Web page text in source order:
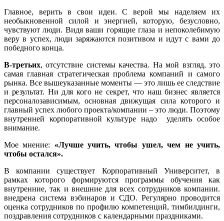
Главное, верить в свои идеи. С верой мы наделяем их
необыкновенной силой и энергией, которую, безусловно,
чувствуют люди. Видя ваши горящие глаза и непоколебимую
веру в успех, люди заряжаются позитивом и идут с вами до
победного конца.
В-третьих, отсутствие системы качества. На мой взгляд, это
самая главная стратегическая проблема компаний и самого
рынка. Все вышеуказанные моменты — это лишь ее следствие
и результат. Ни для кого не секрет, что наш бизнес является
персоналозависимым, основная движущая сила которого и
главный успех любого проекта/компании – это люди. Поэтому
внутренней корпоративной культуре надо уделять особое
внимание.
Мое мнение: «Лучше учить, чтобы ушел, чем не учить,
чтобы остался».
В компании существует Корпоративный Университет, в
рамках которого формируются программы обучения как
внутренние, так и внешние для всех сотрудников компании.
внедрена система вэбинаров и СДО. Регулярно проводится
оценка сотрудников по профилю компетенций, тимбилдинги,
поздравления сотрудников с календарными праздниками.